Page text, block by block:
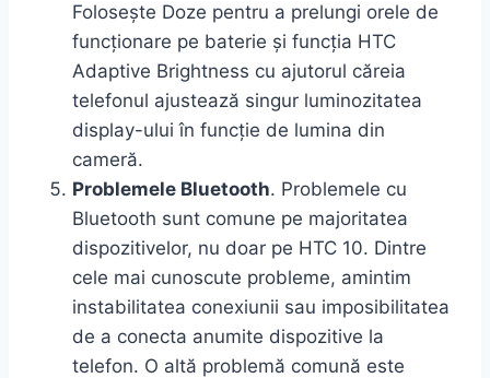
Folosește Doze pentru a prelungi orele de
funcționare pe baterie și funcția HTC
Adaptive Brightness cu ajutorul căreia
telefonul ajustează singur luminozitatea
display-ului în funcție de lumina din
cameră.
Problemele Bluetooth. Problemele cu
Bluetooth sunt comune pe majoritatea
dispozitivelor, nu doar pe HTC 10. Dintre
cele mai cunoscute probleme, amintim
instabilitatea conexiunii sau imposibilitatea
de a conecta anumite dispozitive la
telefon. O altă problemă comună este